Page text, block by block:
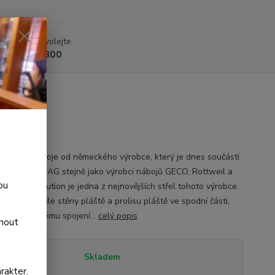
rady? Zavolejte.
375 800
kulové náboje od německého výrobce, který je dnes součástí
firmy RUAG stejně jako výrobci nábojů GECO, Rottweil a
Střela Evolution je jedna z nejnovějších střel tohoto výrobce.
síle stěny pláště a prolisu pláště ve spodní části,
k dokonalému spojení... celý popis
Skladem